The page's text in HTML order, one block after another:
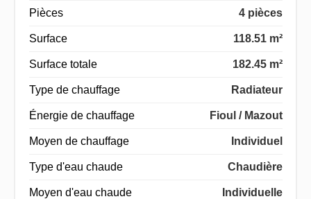
Pièces 4 pièces
Surface 118.51 m²
Surface totale 182.45 m²
Type de chauffage Radiateur
Énergie de chauffage Fioul / Mazout
Moyen de chauffage Individuel
Type d'eau chaude Chaudière
Moyen d'eau chaude Individuelle